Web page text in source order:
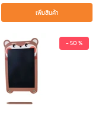
เพิ่มสินค้า
- 50 %